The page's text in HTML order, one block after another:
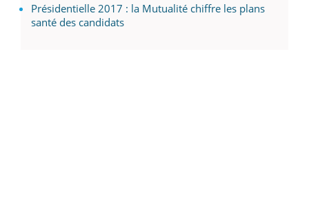
Présidentielle 2017 : la Mutualité chiffre les plans
santé des candidats